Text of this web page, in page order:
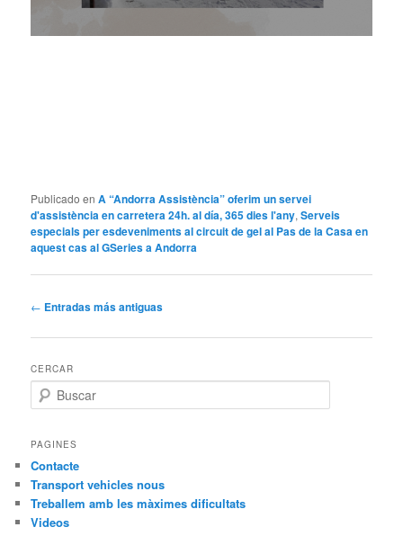
Publicado en A “Andorra Assistència” oferim un servei
d'assistència en carretera 24h. al día, 365 dies l'any,Serveis
especials per esdeveniments al circuit de gel al Pas de la Casa en
aquest cas al GSeries a Andorra
Navegación
entradas
← Entradas más antiguas
CERCAR
u
c
r
PAGINES
Contacte
Transport vehicles nous
Treballem amb les màximes dificultats
Videos